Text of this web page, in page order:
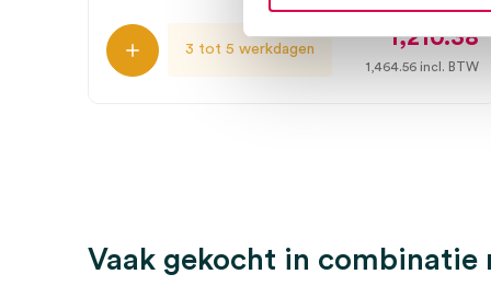
3 tot 5 werkdagen 1,210.38
1,464.56 incl. BTW
Vaak gekocht in combinatie